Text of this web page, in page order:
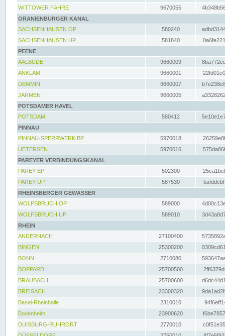
WITTOWER FÄHRE
9670055
ORANIENBURGER KANAL
SACHSENHAUSEN OP
580240
SACHSENHAUSEN UP
581840
PEENE
AALBUDE
9660009
ANKLAM
9660001
DEMMIN
9660007
JARMEN
9660005
POTSDAMER HAVEL
POTSDAM
580412
PINNAU
PINNAU-SPERRWERK BP
5970018
UETERSEN
5970016
PAREYER VERBINDUNGSKANAL
PAREY EP
502300
PAREY UP
587530
RHEINSBERGER GEWÄSSER
WOLFSBRUCH OP
589000
WOLFSBRUCH UP
589010
RHEIN
ANDERNACH
27100400
BINGEN
25300200
BONN
2710080
BOPPARD
25700500
BRAUBACH
25700600
BREISACH
23300320
Basel-Rheinhalle
2310010
Bodenheim
23900620
DUISBURG-RUHRORT
2770010